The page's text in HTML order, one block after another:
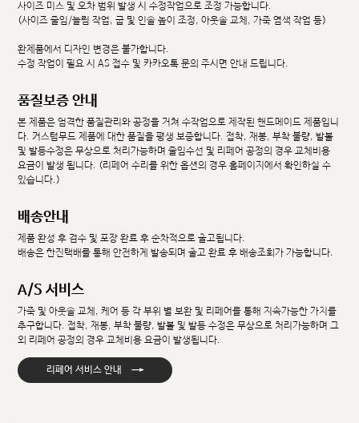
사이즈 미스 및 오차 범위 발생 시 수정작업으로 조정 가능합니다.
(사이즈 줄임/늘림 작업, 굽 및 인솔 높이 조정, 아웃솔 교체, 가죽 염색 작업 등)
완제품에서 디자인 변경은 불가합니다.
수정 작업이 필요 시 AS 접수 및 카카오톡 문의 주시면 안내 드립니다.
품질보증 안내
본 제품은 엄격한 품질관리와 공정을 거쳐 수작업으로 제작된 핸드메이드 제품입니
다. 커스텀무드 제품에 대한 품질을 평생 보증합니다. 접착, 재봉, 부착 불량, 발볼
및 발등수정은 무상으로 처리가능하며 줄임수선 및 리페어 공정의 경우 교체비용
요금이 발생 됩니다. (리페어 수리를 위한 옵션의 경우 홈페이지에서 확인하실 수
있습니다.)
배송안내
제품 완성 후 검수 및 포장 완료 후 순차적으로 출고됩니다.
배송은 한진택배를 통해 안전하게 발송되며 출고 완료 후 배송조회가 가능합니다.
A/S 서비스
가죽 및 아웃솔 교체, 케어 등 각 부위 별 보완 및 리페어를 통해 지속가능한 가치를
추구합니다. 접착, 재봉, 부착 불량, 발볼 및 발등 수정은 무상으로 처리가능하며 그
외 리페어 공정의 경우 교체비용 요금이 발생됩니다.
리페어 서비스 안내 →